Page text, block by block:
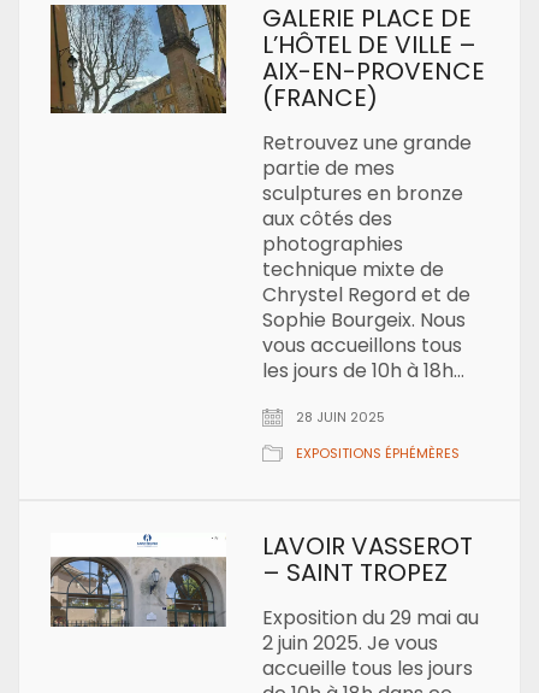
GALERIE PLACE DE
L’HÔTEL DE VILLE –
AIX-EN-PROVENCE
(FRANCE)
Retrouvez une grande
partie de mes
sculptures en bronze
aux côtés des
photographies
technique mixte de
Chrystel Regord et de
Sophie Bourgeix. Nous
vous accueillons tous
les jours de 10h à 18h…
28 JUIN 2025
EXPOSITIONS ÉPHÉMÈRES
LAVOIR VASSEROT
– SAINT TROPEZ
Exposition du 29 mai au
2 juin 2025. Je vous
accueille tous les jours